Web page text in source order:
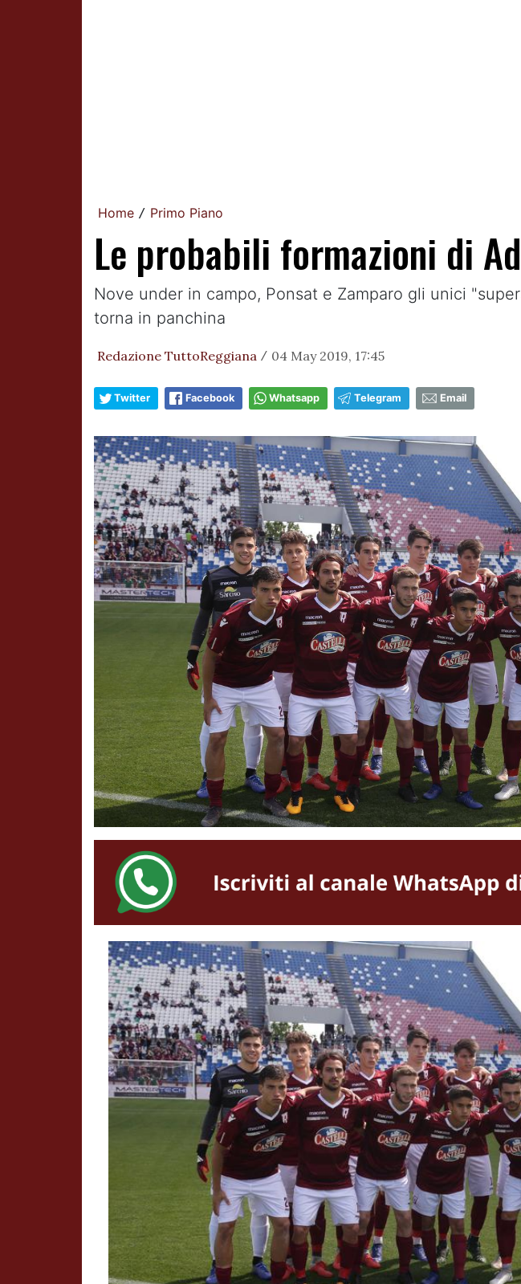
Home / Primo Piano
Le probabili formazioni di
Nove under in campo, Ponsat e Zamparo gli unici
torna in panchina
Redazione TuttoReggiana / 04 May 2019, 17:45
Twitter Facebook Whatsapp Telegram Email